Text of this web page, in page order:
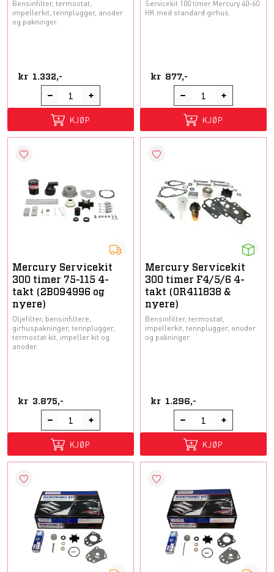
Bensinfilter, termostat,
impellerkit, tennplugger, anoder
og pakninger.
kr 1.332,-
KJØP
Servicekit 100 timer Mercury 40-60
HK med standard girhus.
kr 877,-
KJØP
Mercury Servicekit
300 timer 75-115 4-
takt (2B094996 og
nyere)
Oljefilter, bensinfiltere,
girhuspakninger, tennplugger,
termostat kit, impeller kit og
anoder.
kr 3.875,-
KJØP
Mercury Servicekit
300 timer F4/5/6 4-
takt (0R411838 &
nyere)
Bensinfilter, termostat,
impellerkit, tennplugger, anoder
og pakninger.
kr 1.296,-
KJØP